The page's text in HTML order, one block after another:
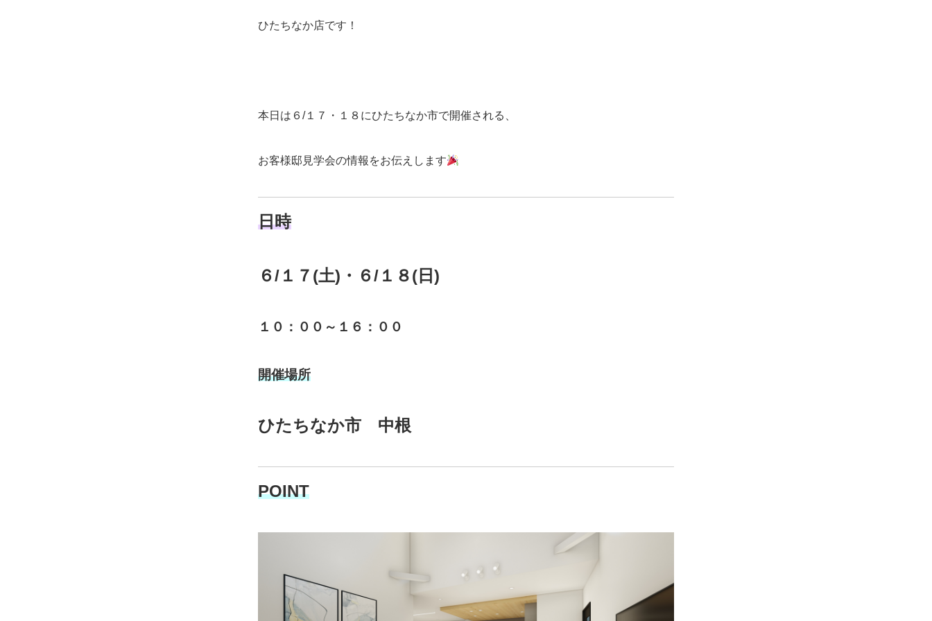
ひたちなか店です！
本日は６/１７・１８にひたちなか市で開催される、
お客様邸見学会の情報をお伝えします
日時
６/１７(土)・６/１８(日)
１０：００～１６：００
開催場所
ひたちなか市 中根
POINT